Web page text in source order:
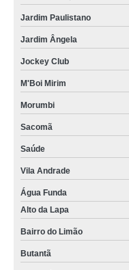
Jardim Paulistano
Jardim Ângela
Jockey Club
M'Boi Mirim
Morumbi
Sacomã
Saúde
Vila Andrade
Água Funda
Alto da Lapa
Bairro do Limão
Butantã